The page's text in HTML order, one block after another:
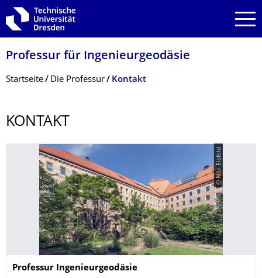
Zur Hauptnavigation springen
Zur Suche springen
Zum Inhalt springen
Professur für Ingenieurgeodäsie
Breadcrumb-Menü
Startseite Die Professur Kontakt
KONTAKT
© Nils Eisfeld
Name
Professur Ingenieurgeodäsie